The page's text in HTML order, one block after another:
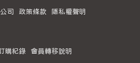
司 政策條款 隱私權聲明
購紀錄 會員轉移說明